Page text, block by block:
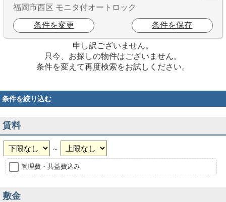
福岡市西区 モニタ付オートロック
条件を変更 条件を保存
申し訳ございません。
只今、お探しの物件はございません。
条件を変えて再度検索をお試しください。
条件を絞り込む
賃料
～
管理費・共益費込み
敷金